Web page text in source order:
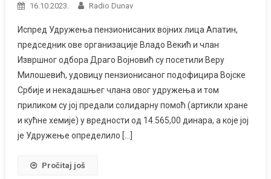
16.10.2023. Radio Dunav
Испред Удружења пензионисаних војних лица Апатин,
председник ове организације Владо Векић и члан
Извршног одбора Драго Војновић су посетили Веру
Милошевић, удовицу пензионисаног подофицира Војске
Србије и некадашњег члана овог удружења и том
приликом су јој предали солидарну помоћ (артикли хране
и кућне хемије) у вредности од 14.565,00 динара, а које јој
је Удружење определило […]
Pročitaj još